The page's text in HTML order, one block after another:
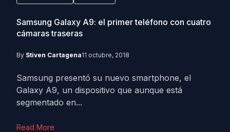
Samsung Galaxy A9: el primer teléfono con cuatro
cámaras traseras
By Stiven Cartagena11 octubre, 2018
Samsung presentó su nuevo smartphone, el
Galaxy A9, un dispositivo que aunque está
segmentado en...
Read More